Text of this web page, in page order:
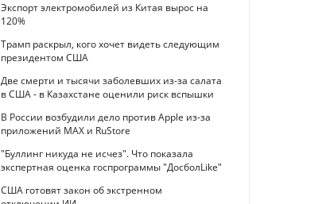
Экспорт электромобилей из Китая вырос на
120%
Трамп раскрыл, кого хочет видеть следующим
президентом США
Две смерти и тысячи заболевших из-за салата
в США - в Казахстане оценили риск вспышки
В России возбудили дело против Apple из-за
приложений MAX и RuStore
"Буллинг никуда не исчез". Что показала
экспертная оценка госпрограммы "ДосболLike"
США готовят закон об экстренном